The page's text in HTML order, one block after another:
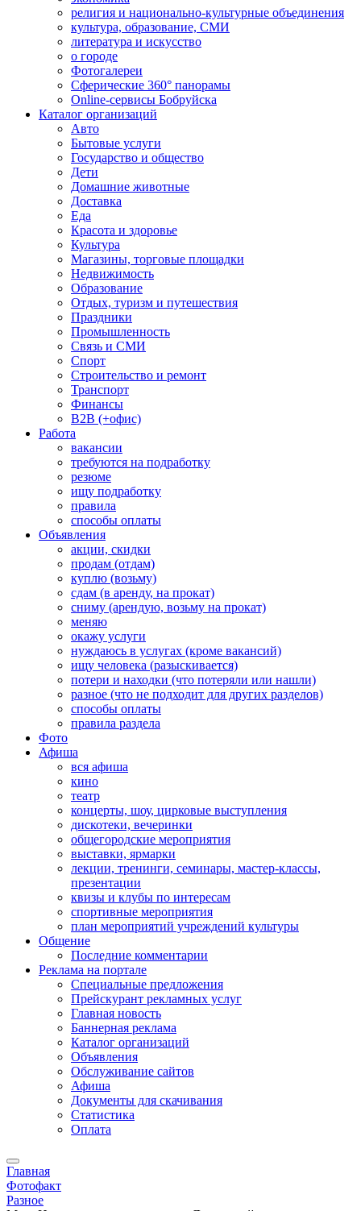
религия и национально-культурные объединения
культура, образование, СМИ
литература и искусство
о городе
Фотогалереи
Сферические 360° панорамы
Online-сервисы Бобруйска
Каталог организаций
Авто
Бытовые услуги
Государство и общество
Дети
Домашние животные
Доставка
Еда
Красота и здоровье
Культура
Магазины, торговые площадки
Недвижимость
Образование
Отдых, туризм и путешествия
Праздники
Промышленность
Связь и СМИ
Спорт
Строительство и ремонт
Транспорт
Финансы
B2B (+офис)
Работа
вакансии
требуются на подработку
резюме
ищу подработку
правила
способы оплаты
Объявления
акции, скидки
продам (отдам)
куплю (возьму)
сдам (в аренду, на прокат)
сниму (арендую, возьму на прокат)
меняю
окажу услуги
нуждаюсь в услугах (кроме вакансий)
ищу человека (разыскивается)
потери и находки (что потеряли или нашли)
разное (что не подходит для других разделов)
способы оплаты
правила раздела
Фото
Афиша
вся афиша
кино
театр
концерты, шоу, цирковые выступления
дискотеки, вечеринки
общегородские мероприятия
выставки, ярмарки
лекции, тренинги, семинары, мастер-классы,
презентации
квизы и клубы по интересам
спортивные мероприятия
план мероприятий учреждений культуры
Общение
Последние комментарии
Реклама на портале
Специальные предложения
Прейскурант рекламных услуг
Главная новость
Баннерная реклама
Каталог организаций
Объявления
Обслуживание сайтов
Афиша
Документы для скачивания
Статистика
Оплата
Главная
Фотофакт
Разное